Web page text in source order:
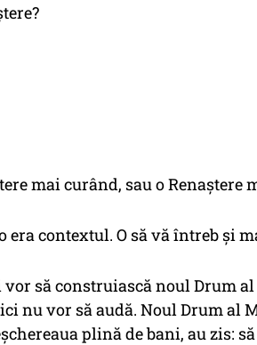
mai curând, sau o Renaștere
era contextul. O să vă întreb și
vor să construiască noul Drum
nu vor să audă. Noul Drum al
plină de bani, au zis: